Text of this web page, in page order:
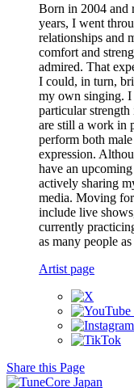
Born in 2004 and
years, I went
relationships and
comfort and
admired. That
I could, in turn,
my own singing. I
particular
are still a work in
perform both
expression.
have an
actively sharing
media. Moving
include live
currently
as many people
Artist page
Share this Page